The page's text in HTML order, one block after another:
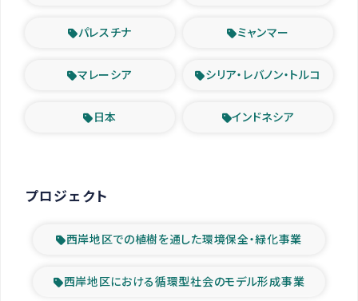
パレスチナ ミャンマー
マレーシア シリア・レバノン・トルコ
日本 インドネシア
プロジェクト
西岸地区での植樹を通した環境保全・緑化事業
西岸地区における循環型社会のモデル形成事業